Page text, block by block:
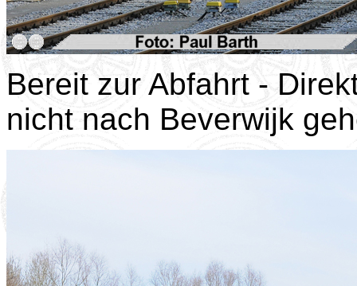
Bereit zur Abfahrt -
nicht nach Beverwijk